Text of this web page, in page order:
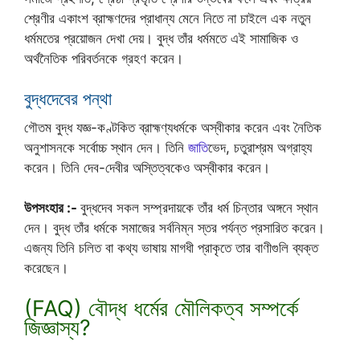
শ্রেণীর একাংশ ব্রাহ্মণদের প্রাধান্য মেনে নিতে না চাইলে এক নতুন
ধর্মমতের প্রয়োজন দেখা দেয়। বুদ্ধ তাঁর ধর্মমতে এই সামাজিক ও
অর্থনৈতিক পরিবর্তনকে গ্রহণ করেন।
বুদ্ধদেবের পন্থা
গৌতম বুদ্ধ যজ্ঞ-কণ্টকিত ব্রাহ্মণ্যধর্মকে অস্বীকার করেন এবং নৈতিক
অনুশাসনকে সর্বোচ্চ স্থান দেন। তিনি জাতিভেদ, চতুরাশ্রম অগ্রাহ্য
করেন। তিনি দেব-দেবীর অস্তিত্বকেও অস্বীকার করেন।
উপসংহার :- বুদ্ধদেব সকল সম্প্রদায়কে তাঁর ধর্ম চিন্তার অঙ্গনে স্থান
দেন। বুদ্ধ তাঁর ধর্মকে সমাজের সর্বনিম্ন স্তর পর্যন্ত প্রসারিত করেন।
এজন্য তিনি চলিত বা কথ্য ভাষায় মাগধী প্রাকৃতে তার বাণীগুলি ব্যক্ত
করেছেন।
(FAQ) বৌদ্ধ ধর্মের মৌলিকত্ব সম্পর্কে
জিজ্ঞাস্য?